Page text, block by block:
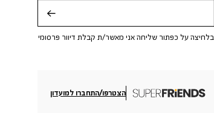
בלחיצה על כפתור שליחה אני מאשר/ת קבלת דיוור פרסומי
הצטרפו/התחברו למועדון